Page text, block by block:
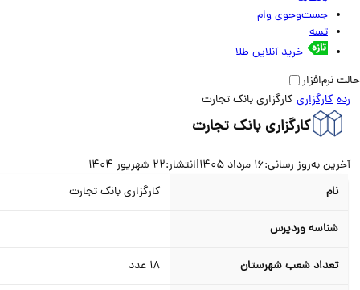
جست‌وجوی وام
تسه
خرید آنلاین طلا
کارگزاریکارگزاری بانک تجارت
کارگزاری بانک تجارت
به‌روز رسانی:16 مرداد 1405 |انتشار:22 شهریور 1404
کارگزاری بانک تجارت
شناسه وردپرس
تعداد شعب شهرستان عدد